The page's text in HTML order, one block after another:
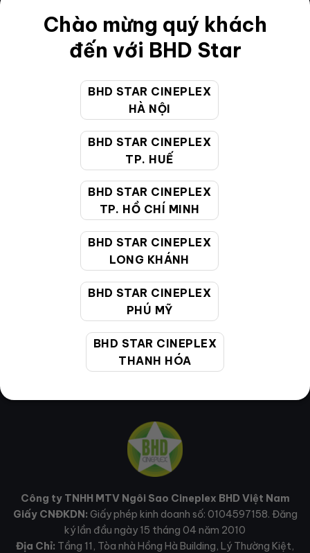
Chào mừng quý khách
đến với BHD Star
BHD STAR CINEPLEX
HÀ NỘI
BHD STAR CINEPLEX
TP. HUẾ
BHD STAR CINEPLEX
TP. HỒ CHÍ MINH
BHD STAR CINEPLEX
LONG KHÁNH
BHD STAR CINEPLEX
PHÚ MỸ
BHD STAR CINEPLEX
THANH HÓA
Điều khoản
Hướng dẫn đặt vé trực tuyến
Chính sách bảo vệ thông tin cá nhân của người tiêu
CHĂM SÓC KHÁCH HÀNG
19002099
gồm cả Lễ, Tết)
cskh@bhdstar.vn
MẠNG XÃ HỘI
Công ty TNHH MTV Ngôi Sao Cineplex BHD Việt Nam
Giấy CNĐKDN: Giấy phép kinh doanh số: 0104597158. Đăng
ký lần đầu ngày 15 tháng 04 năm 2010
Địa Chỉ: Tầng 11, Tòa nhà Hồng Hà Building, Lý Thường Kiệt,